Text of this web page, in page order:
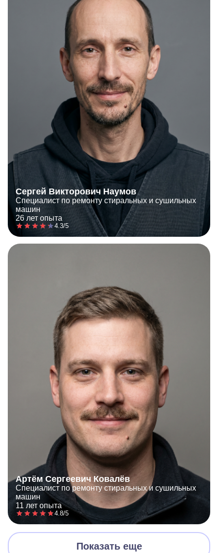
Сергей Викторович Наумов
Специалист по ремонту стиральных и сушильных
машин
26 лет опыта
4.3/5
Артём Сергеевич Ковалёв
Специалист по ремонту стиральных и сушильных
машин
11 лет опыта
4.8/5
Показать еще